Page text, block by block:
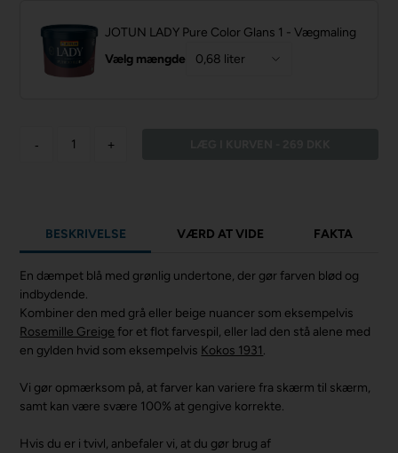
JOTUN LADY Pure Color Glans 1 - Vægmaling
Vælg mængde
- +
BESKRIVELSE VÆRD AT VIDE FAKTA
En dæmpet blå med grønlig undertone, der gør farven blød og
indbydende.
Kombiner den med grå eller beige nuancer som eksempelvis
Rosemille Greige for et flot farvespil, eller lad den stå alene med
en gylden hvid som eksempelvis Kokos 1931.
Vi gør opmærksom på, at farver kan variere fra skærm til skærm,
samt kan være svære 100% at gengive korrekte.
Hvis du er i tvivl, anbefaler vi, at du gør brug af